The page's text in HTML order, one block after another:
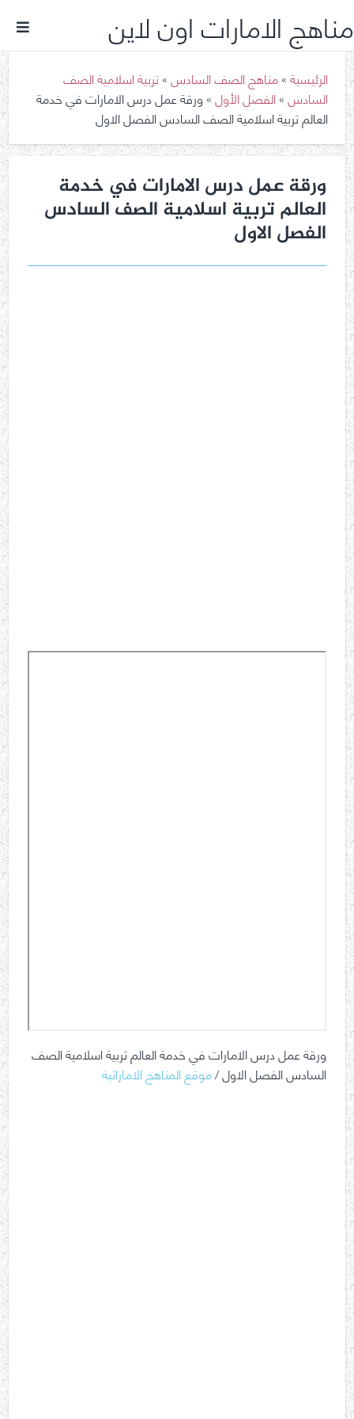
مناهج الامارات اون لاين
الرئيسية»مناهج الصف السادس»تربية اسلامية الصف
السادس»الفصل الأول»ورقة عمل درس الامارات في خدمة
العالم تربية اسلامية الصف السادس الفصل الاول
ورقة عمل درس الامارات في خدمة
العالم تربية اسلامية الصف السادس
الفصل الاول
ورقة عمل درس الامارات في خدمة العالم تربية اسلامية الصف
السادس الفصل الاول /موقع المناهج الاماراتية